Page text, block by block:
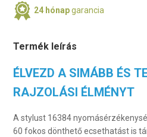
24 hónapgarancia
Termék leírás
ÉLVEZD A SIMÁBB ÉS
RAJZOLÁSI ÉLMÉNYT
A stylust 16384
60 fokos dönthető ecsethatást is